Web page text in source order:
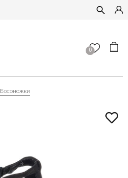
0
Босоножки